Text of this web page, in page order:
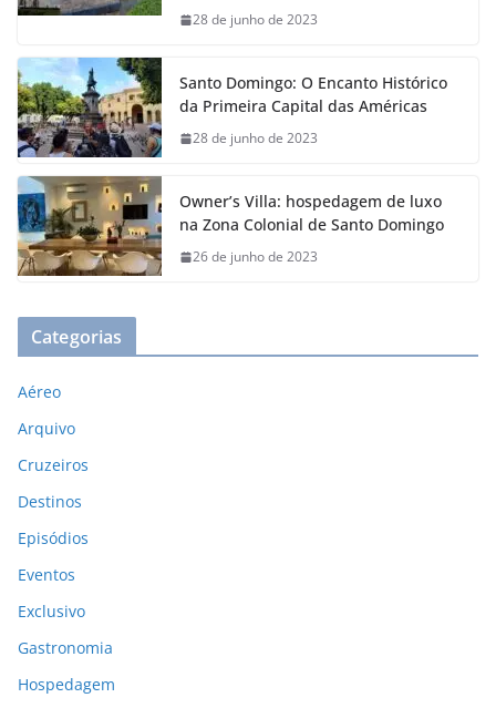
28 de junho de 2023
Santo Domingo: O Encanto Histórico
da Primeira Capital das Américas
28 de junho de 2023
Owner’s Villa: hospedagem de luxo
na Zona Colonial de Santo Domingo
26 de junho de 2023
Categorias
Aéreo
Arquivo
Cruzeiros
Destinos
Episódios
Eventos
Exclusivo
Gastronomia
Hospedagem